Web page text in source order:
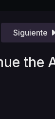
Siguiente
the